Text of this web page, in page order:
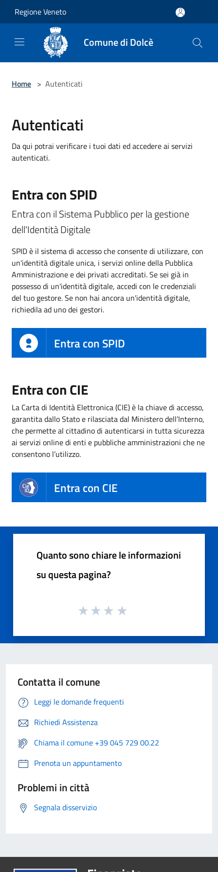
Regione Veneto
Comune di Dolcè
Home > Autenticati
Autenticati
Da qui potrai verificare i tuoi dati ed accedere ai servizi
autenticati.
Entra con SPID
Entra con il Sistema Pubblico per la gestione
dell'Identità Digitale
SPID è il sistema di accesso che consente di utilizzare, con
un'identità digitale unica, i servizi online della Pubblica
Amministrazione e dei privati accreditati. Se sei già in
possesso di un'identità digitale, accedi con le credenziali
del tuo gestore. Se non hai ancora un'identità digitale,
richiedila ad uno dei gestori.
Entra con SPID
Entra con CIE
La Carta di Identità Elettronica (CIE) è la chiave di accesso,
garantita dallo Stato e rilasciata dal Ministero dell’Interno,
che permette al cittadino di autenticarsi in tutta sicurezza
ai servizi online di enti e pubbliche amministrazioni che ne
consentono l’utilizzo.
Entra con CIE
Quanto sono chiare le informazioni
su questa pagina?
Contatta il comune
Leggi le domande frequenti
Richiedi Assistenza
Chiama il comune +39 045 729 00.22
Prenota un appuntamento
Problemi in città
Segnala disservizio